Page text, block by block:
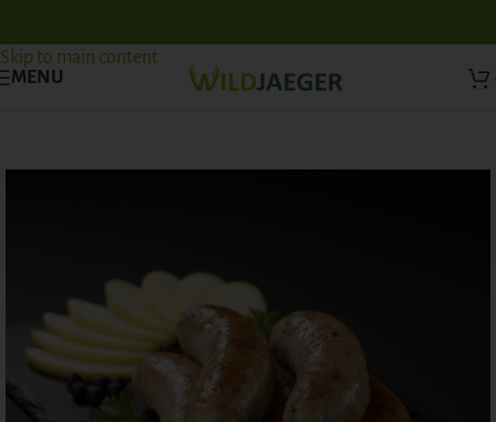
Skip to main content
MENU